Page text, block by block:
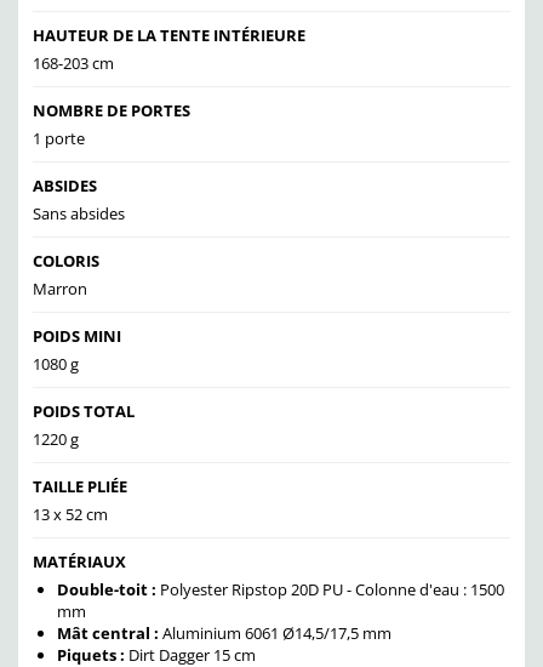
HAUTEUR DE LA TENTE INTÉRIEURE
168-203 cm
NOMBRE DE PORTES
1 porte
ABSIDES
Sans absides
COLORIS
Marron
POIDS MINI
1080 g
POIDS TOTAL
1220 g
TAILLE PLIÉE
13 x 52 cm
MATÉRIAUX
Double-toit : Polyester Ripstop 20D PU - Colonne d'eau : 1500
mm
Mât central : Aluminium 6061 Ø14,5/17,5 mm
Piquets : Dirt Dagger 15 cm